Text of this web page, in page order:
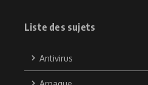
Liste des sujets
Antivirus